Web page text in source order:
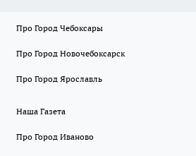
Про Город Чебоксары
Про Город Новочебоксарск
Про Город Ярославль
Наша Газета
Про Город Иваново